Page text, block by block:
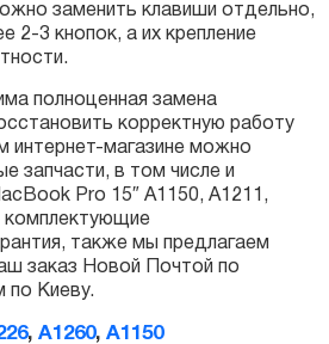
заменить клавиши отдельно,
2-3 кнопок, а их крепление
полноценная замена
корректную работу
интернет-магазине можно
запчасти, в том числе и
Pro 15″ А1150, А1211,
комплектующие
также мы предлагаем
заказ Новой Почтой по
по Киеву.
, A1260, A1150